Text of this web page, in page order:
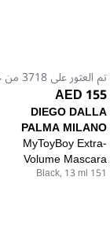
تم العثور على 3718 من خيارات المنتج
155 AED
DIEGO DALLA
PALMA MILANO
MyToyBoy Extra-
Volume Mascara
151 Black, 13 ml